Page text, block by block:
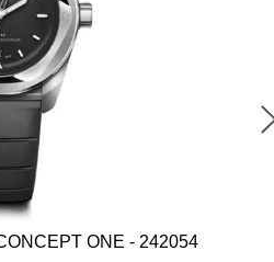
RELÓGIO TAG HEUER